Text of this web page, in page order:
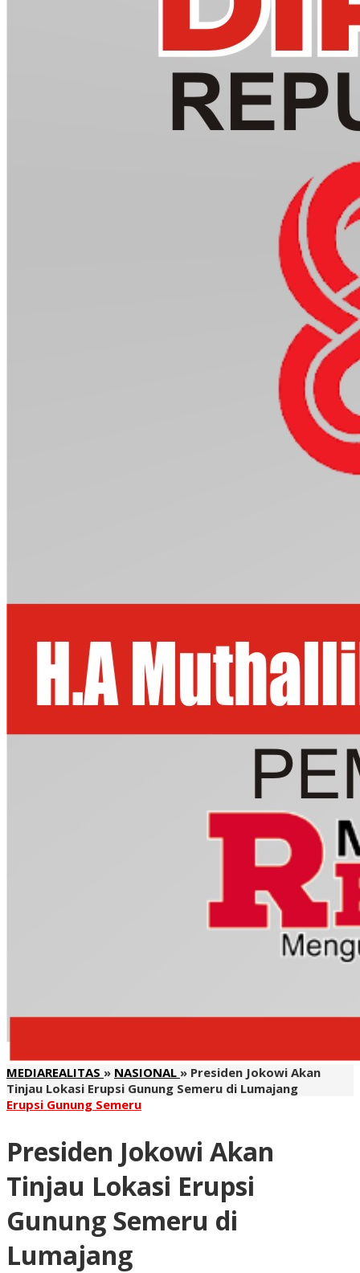
MEDIAREALITAS » NASIONAL » Presiden Jokowi Akan
Tinjau Lokasi Erupsi Gunung Semeru di Lumajang
Erupsi Gunung Semeru
Presiden Jokowi Akan
Tinjau Lokasi Erupsi
Gunung Semeru di
Lumajang